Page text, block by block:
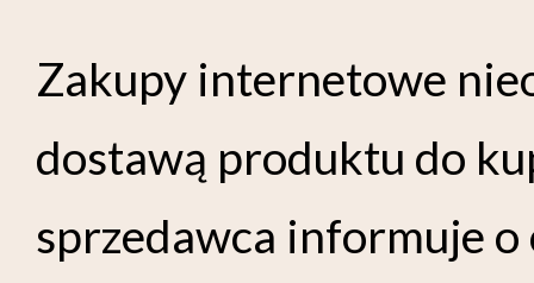
Zakupy internetowe
dostawą produktu do
sprzedawca informuje